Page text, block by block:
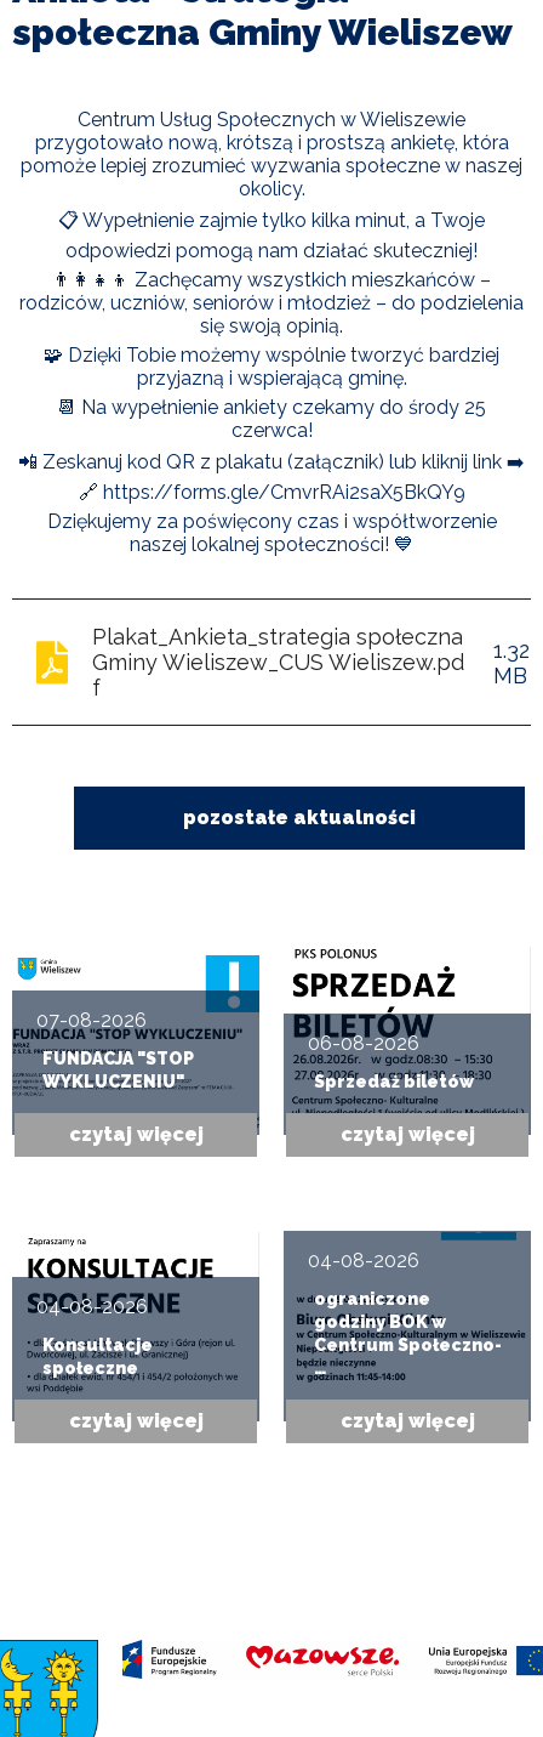
I
TURYSTYKA
KULTURA
ODPADY
KOMUNALNE
ZAPŁAĆ
ZDROWIE
KONTAKT
CZYSTE
POWIETRZE
WIELISZEWSKIE
społeczna Gminy Wieliszew
Centrum Usług Społecznych w Wieliszewie
przygotowało nową, krótszą i prostszą ankietę, która
pomoże lepiej zrozumieć wyzwania społeczne w naszej
okolicy.
📋 Wypełnienie zajmie tylko kilka minut, a Twoje
odpowiedzi pomogą nam działać skuteczniej!
👨‍👩‍👧‍👦 Zachęcamy wszystkich mieszkańców –
rodziców, uczniów, seniorów i młodzież – do podzielenia
się swoją opinią.
🧩 Dzięki Tobie możemy wspólnie tworzyć bardziej
przyjazną i wspierającą gminę.
📆 Na wypełnienie ankiety czekamy do środy 25
czerwca!
📲 Zeskanuj kod QR z plakatu (załącznik) lub kliknij link ➡️
🔗 https://forms.gle/CmvrRAi2saX5BkQY9
Dziękujemy za poświęcony czas i współtworzenie
naszej lokalnej społeczności! 💙
Plakat_Ankieta_strategia społeczna
Gminy Wieliszew_CUS Wieliszew.pd
f
1.32
MB
pozostałe aktualności
07-08-2026
FUNDACJA "STOP
WYKLUCZENIU"
czytaj więcej
06-08-2026
Sprzedaż biletów
czytaj więcej
04-08-2026
Konsultacje
społeczne
czytaj więcej
04-08-2026
ograniczone
godziny BOK w
Centrum Społeczno-
…
czytaj więcej